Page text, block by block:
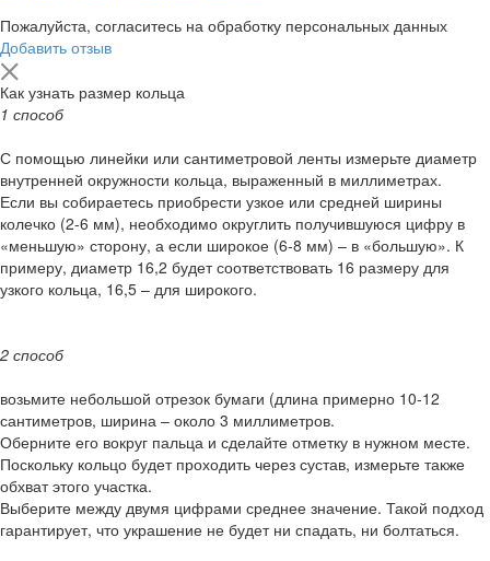
Пожалуйста, согласитесь на обработку персональных данных
Добавить отзыв
Как узнать размер кольца
1 способ
С помощью линейки или сантиметровой ленты измерьте диаметр
внутренней окружности кольца, выраженный в миллиметрах.
Если вы собираетесь приобрести узкое или средней ширины
колечко (2-6 мм), необходимо округлить получившуюся цифру в
«меньшую» сторону, а если широкое (6-8 мм) – в «большую». К
примеру, диаметр 16,2 будет соответствовать 16 размеру для
узкого кольца, 16,5 – для широкого.
2 способ
возьмите небольшой отрезок бумаги (длина примерно 10-12
сантиметров, ширина – около 3 миллиметров.
Оберните его вокруг пальца и сделайте отметку в нужном месте.
Поскольку кольцо будет проходить через сустав, измерьте также
обхват этого участка.
Выберите между двумя цифрами среднее значение. Такой подход
гарантирует, что украшение не будет ни спадать, ни болтаться.